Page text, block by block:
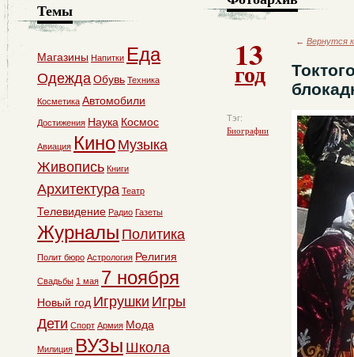
13
год
Тэг:
Биографии
← Вернутся
Темы
Магазины Напитки Еда
ОдеждаОбувь Техника
Косметика Автомобили
Достижения Наука Космос
Авиация Кино Музыка
Живопись Книги
Архитектура Театр
Телевидение Радио Газеты
Журналы Политика
Полит бюро Астрология Религия
Свадьбы 1 мая 7 ноября
Новый год Игрушки Игры
Дети Спорт Армия Мода
Милиция ВУЗы Школа